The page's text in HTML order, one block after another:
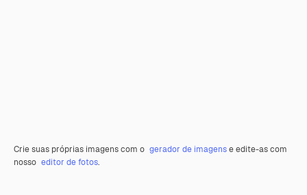
Crie suas próprias imagens com o gerador de imagense edite-as com
nosso editor de fotos.